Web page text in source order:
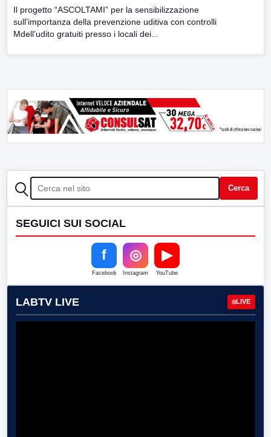
Il progetto “ASCOLTAMI” per la sensibilizzazione
sull’importanza della prevenzione uditiva con controlli
Mdell’udito gratuiti presso i locali dei...
CERCA Cerca
SEGUICI SUI SOCIAL
f
Facebook
◎
Instagram
▶
YouTube
LABTV LIVE LIVE